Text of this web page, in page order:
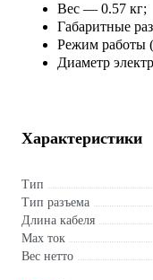
Вес — 0.57 кг;
Габаритные
Режим
Диаметр
Характеристики
Тип
Тип разъема
Длина кабеля
Max ток
Вес нетто